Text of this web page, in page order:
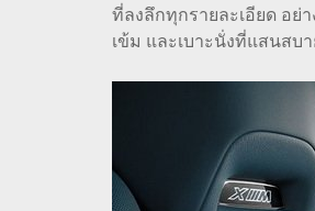
ที่ลงลึกทุกรายละเอียด อย่
เข้ม และเบาะนั่งที่แสนสบ